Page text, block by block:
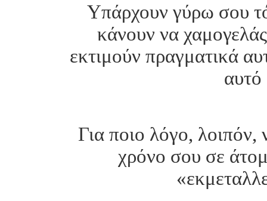
Υπάρχουν γύρω σου
κάνουν να
εκτιμούν πραγματικά
αυτό
Για ποιο λόγο, λοιπόν,
χρόνο σου σε